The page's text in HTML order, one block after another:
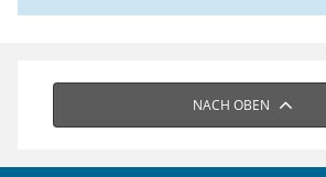
NACH OBEN